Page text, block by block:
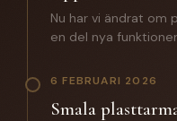
Nu har vi ändrat om
en del nya
Certifikat och
certifikat och
6 FEBRUARI 2026
Smala